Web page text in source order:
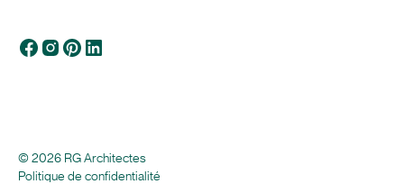
© 2026 RG Architectes
Politique de confidentialité